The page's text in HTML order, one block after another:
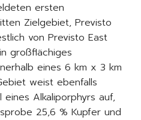
ersten
Zielgebiet, Previsto
von Previsto East
großflächiges
eines 6 km x 3 km
weist ebenfalls
eines Alkaliporphyrs auf,
25,6 % Kupfer und